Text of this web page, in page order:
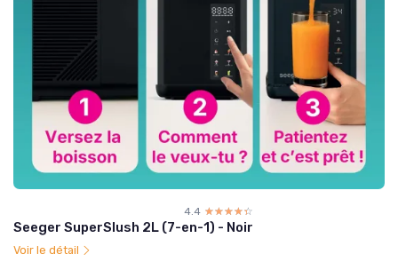
4.4 ☆☆☆☆☆
★★★★★
Seeger SuperSlush 2L (7-en-1) - Noir
Voir le détail